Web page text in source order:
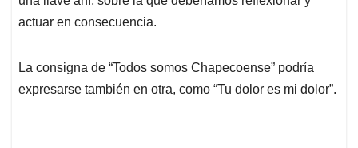
actuar en consecuencia.
La consigna de “Todos somos Chapecoense” podría
expresarse también en otra, como “Tu dolor es mi dolor”.